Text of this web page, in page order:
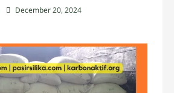
December 20, 2024